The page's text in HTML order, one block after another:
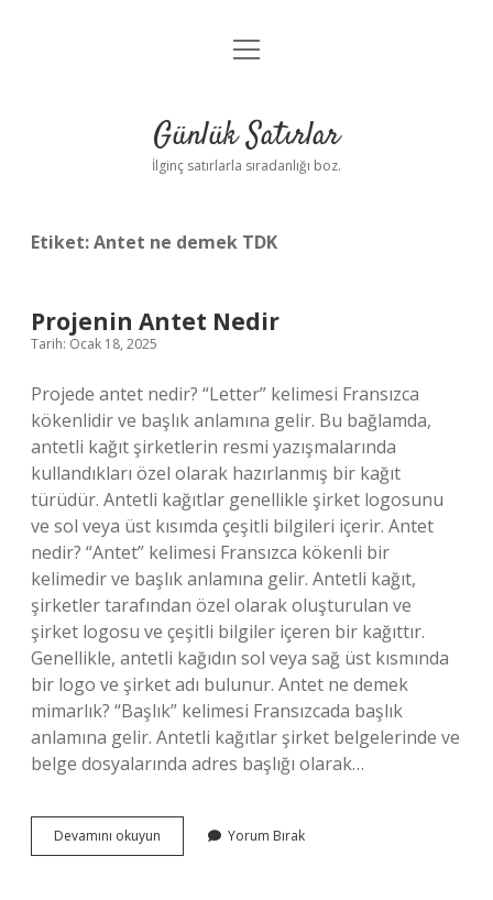
Anasayfa
Yasal Uyarı
menüyü
Günlük Satırlar
İlginç satırlarla sıradanlığı boz.
Etiket:Antet ne demek TDK
Projenin Antet Nedir
Tarih: Ocak 18, 2025
Projede antet nedir? “Letter” kelimesi Fransızca
kökenlidir ve başlık anlamına gelir. Bu bağlamda,
antetli kağıt şirketlerin resmi yazışmalarında
kullandıkları özel olarak hazırlanmış bir kağıt
türüdür. Antetli kağıtlar genellikle şirket logosunu
ve sol veya üst kısımda çeşitli bilgileri içerir. Antet
nedir? “Antet” kelimesi Fransızca kökenli bir
kelimedir ve başlık anlamına gelir. Antetli kağıt,
şirketler tarafından özel olarak oluşturulan ve
şirket logosu ve çeşitli bilgiler içeren bir kağıttır.
Genellikle, antetli kağıdın sol veya sağ üst kısmında
bir logo ve şirket adı bulunur. Antet ne demek
mimarlık? “Başlık” kelimesi Fransızcada başlık
anlamına gelir. Antetli kağıtlar şirket belgelerinde ve
belge dosyalarında adres başlığı olarak…
Devamını okuyun Projenin
Antet
Yorum Bırak